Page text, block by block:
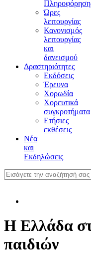
Ώρες
λειτουργίας
Κανονισμός
λειτουργίας
και
δανεισμού
Δραστηριότητες
Εκδόσεις
Έρευνα
Χορωδία
Χορευτικά
συγκροτήματα
Ετήσιες
εκθέσεις
Νέα
και
Εκδηλώσεις
Η Ελλάδα
παιδιών